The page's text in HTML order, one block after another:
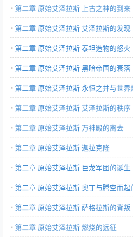
第二章 原始艾泽拉斯 上古之神的到来
第二章 原始艾泽拉斯 艾泽拉斯的发现
第二章 原始艾泽拉斯 泰坦造物的怒火
第二章 原始艾泽拉斯 黑暗帝国的衰落
第二章 原始艾泽拉斯 永恒之井与世界
第二章 原始艾泽拉斯 艾泽拉斯的秩序
第二章 原始艾泽拉斯 万神殿的离去
第二章 原始艾泽拉斯 迦拉克隆
第二章 原始艾泽拉斯 巨龙军团的诞生
第二章 原始艾泽拉斯 奥丁与腾空而起
第二章 原始艾泽拉斯 萨格拉斯的背叛
第二章 原始艾泽拉斯 燃烧的远征